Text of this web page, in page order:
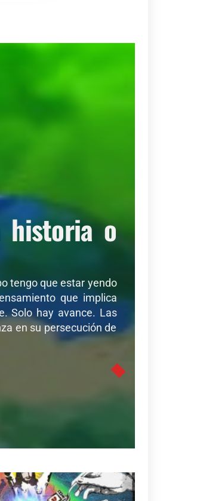
historia o
tengo que estar yendo
que implica
Solo hay avance. Las
en su persecución de